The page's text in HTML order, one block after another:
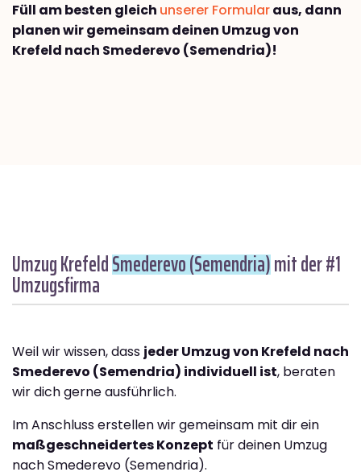
Füll am besten gleich unserer Formularaus, dann
planen wir gemeinsam deinen Umzug von
Krefeld nach Smederevo (Semendria)!
Umzug KrefeldSmederevo (Semendria)mit der #1
Umzugsfirma
Weil wir wissen, dass jeder Umzug von Krefeld nach
Smederevo (Semendria) individuell ist, beraten
wir dich gerne ausführlich.
Im Anschluss erstellen wir gemeinsam mit dir ein
maßgeschneidertes Konzept für deinen Umzug
nach Smederevo (Semendria).